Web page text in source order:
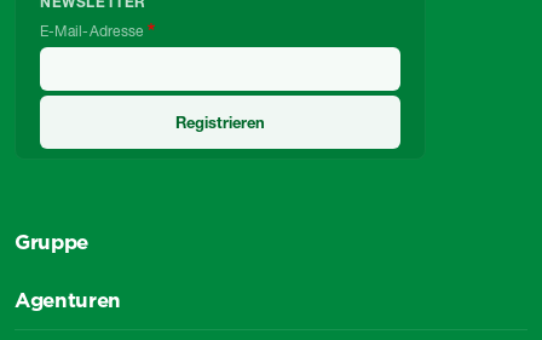
E-Mail-Adresse
Gruppe
Agenturen